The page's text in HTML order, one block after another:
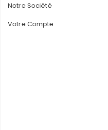
Notre Société
Votre Compte